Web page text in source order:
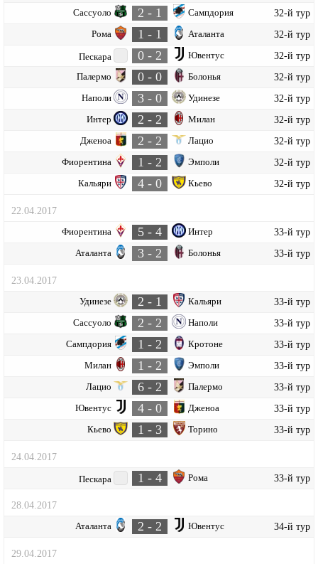
Сассуоло 2 - 1 Сампдория 32-й тур
Рома 1 - 1 Аталанта 32-й тур
Пескара 0 - 2 Ювентус 32-й тур
Палермо 0 - 0 Болонья 32-й тур
Наполи 3 - 0 Удинезе 32-й тур
Интер 2 - 2 Милан 32-й тур
Дженоа 2 - 2 Лацио 32-й тур
Фиорентина 1 - 2 Эмполи 32-й тур
Кальяри 4 - 0 Кьево 32-й тур
22.04.2017
Фиорентина 5 - 4 Интер 33-й тур
Аталанта 3 - 2 Болонья 33-й тур
23.04.2017
Удинезе 2 - 1 Кальяри 33-й тур
Сассуоло 2 - 2 Наполи 33-й тур
Сампдория 1 - 2 Кротоне 33-й тур
Милан 1 - 2 Эмполи 33-й тур
Лацио 6 - 2 Палермо 33-й тур
Ювентус 4 - 0 Дженоа 33-й тур
Кьево 1 - 3 Торино 33-й тур
24.04.2017
Пескара 1 - 4 Рома 33-й тур
28.04.2017
Аталанта 2 - 2 Ювентус 34-й тур
29.04.2017